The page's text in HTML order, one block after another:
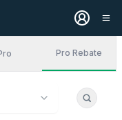
Pro Rebate